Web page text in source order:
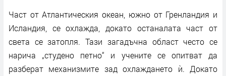
Част от Атлантическия океан, южно от Гренландия и
Исландия, се охлажда, докато останалата част от
света се затопля. Тази загадъчна област често се
нарича „студено петно“ и учените се опитват да
разберат механизмите зад охлаждането ѝ. Докато